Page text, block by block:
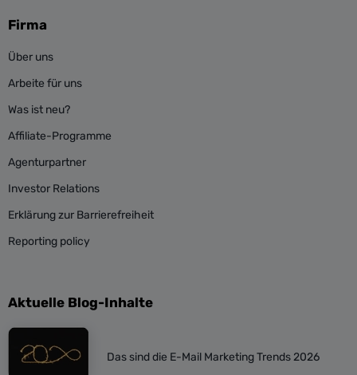
Firma
Über uns
Arbeite für uns
Was ist neu?
Affiliate-Programme
Agenturpartner
Investor Relations
Erklärung zur Barrierefreiheit
Reporting policy
Aktuelle Blog-Inhalte
Das sind die E-Mail Marketing Trends 2026